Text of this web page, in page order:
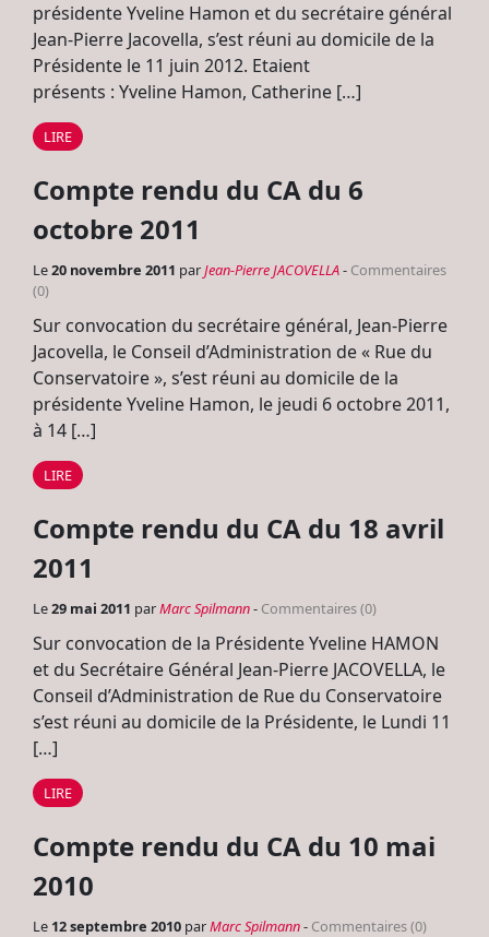
présidente Yveline Hamon et du secrétaire général
Jean-Pierre Jacovella, s’est réuni au domicile de la
Présidente le 11 juin 2012. Etaient
présents : Yveline Hamon, Catherine […]
LIRE
Compte rendu du CA du 6
octobre 2011
Le20 novembre 2011 parJean-Pierre JACOVELLA- Commentaires
(0)
Sur convocation du secrétaire général, Jean-Pierre
Jacovella, le Conseil d’Administration de « Rue du
Conservatoire », s’est réuni au domicile de la
présidente Yveline Hamon, le jeudi 6 octobre 2011,
à 14 […]
LIRE
Compte rendu du CA du 18 avril
2011
Le29 mai 2011 parMarc Spilmann- Commentaires (0)
Sur convocation de la Présidente Yveline HAMON
et du Secrétaire Général Jean-Pierre JACOVELLA, le
Conseil d’Administration de Rue du Conservatoire
s’est réuni au domicile de la Présidente, le Lundi 11
[…]
LIRE
Compte rendu du CA du 10 mai
2010
Le 12 septembre 2010 parMarc Spilmann- Commentaires (0)